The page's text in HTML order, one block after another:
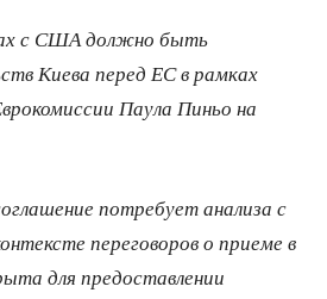
с США должно быть
Киева перед ЕС в рамках
Паула Пиньо на
потребует анализа с
переговоров о приеме в
для предоставлении